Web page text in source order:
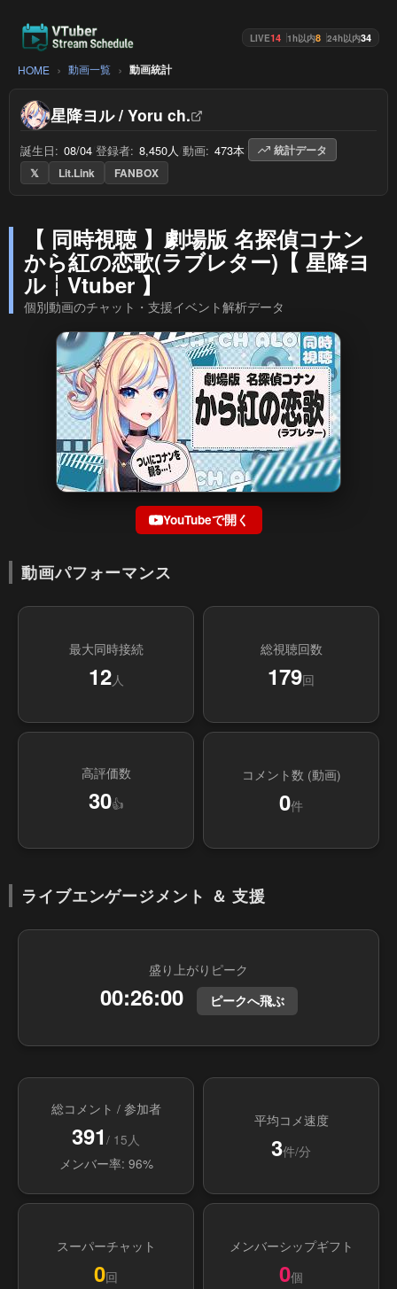
LIVE14 1h以内8 24h以内34
HOME 動画一覧 動画統計
星降ヨル / Yoru ch.
誕生日: 08/04 登録者: 8,450人 動画: 473本
統計データ
𝕏
Lit.Link FANBOX
【 同時視聴 】劇場版 名探偵コナン
から紅の恋歌(ラブレター)【 星降ヨ
ル┆Vtuber 】
個別動画のチャット・支援イベント解析データ
YouTubeで開く
動画パフォーマンス
最大同時接続
12人
総視聴回数
179回
高評価数
30👍
コメント数 (動画)
0件
ライブエンゲージメント ＆ 支援
盛り上がりピーク
00:26:00 ピークへ飛ぶ
総コメント / 参加者
391 / 15人
メンバー率: 96%
平均コメ速度
3件/分
スーパーチャット
0回
メンバーシップギフト
0個